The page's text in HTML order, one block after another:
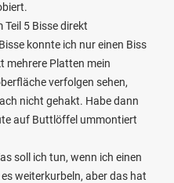
Teil 5 Bisse direkt
konnte ich nur einen Biss
mehrere Platten mein
verfolgen sehen,
nicht gehakt. Habe dann
auf Buttlöffel ummontiert
soll ich tun, wenn ich einen
weiterkurbeln, aber das hat